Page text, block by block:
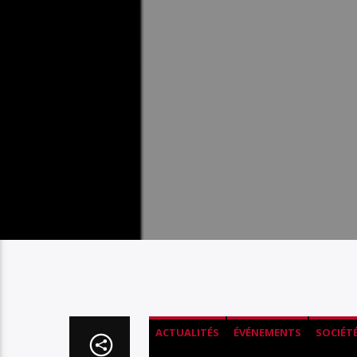
ACTUALITÉS ÉVÉNEMENTS